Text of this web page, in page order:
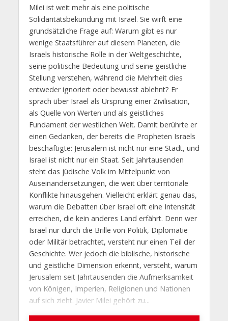
Milei ist weit mehr als eine politische
Solidaritätsbekundung mit Israel. Sie wirft eine
grundsätzliche Frage auf: Warum gibt es nur
wenige Staatsführer auf diesem Planeten, die
Israels historische Rolle in der Weltgeschichte,
seine politische Bedeutung und seine geistliche
Stellung verstehen, während die Mehrheit dies
entweder ignoriert oder bewusst ablehnt? Er
sprach über Israel als Ursprung einer Zivilisation,
als Quelle von Werten und als geistliches
Fundament der westlichen Welt. Damit berührte er
einen Gedanken, der bereits die Propheten Israels
beschäftigte: Jerusalem ist nicht nur eine Stadt, und
Israel ist nicht nur ein Staat. Seit Jahrtausenden
steht das jüdische Volk im Mittelpunkt von
Auseinandersetzungen, die weit über territoriale
Konflikte hinausgehen. Vielleicht erklärt genau das,
warum die Debatten über Israel oft eine Intensität
erreichen, die kein anderes Land erfährt. Denn wer
Israel nur durch die Brille von Politik, Diplomatie
oder Militär betrachtet, versteht nur einen Teil der
Geschichte. Wer jedoch die biblische, historische
und geistliche Dimension erkennt, versteht, warum
Jerusalem seit Jahrtausenden die Aufmerksamkeit
von Königen, Imperien, Religionen und Nationen
auf sich zieht. Javier Milei gehört zu...